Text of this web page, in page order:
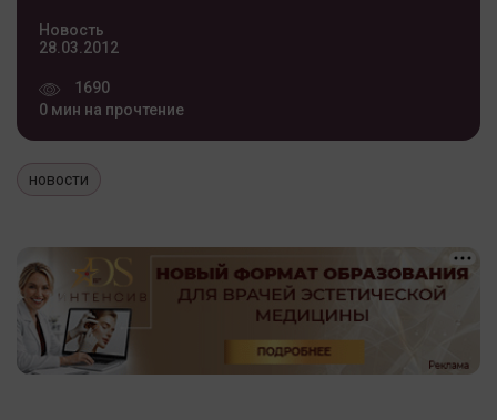
Новость
28.03.2012
1690
0 мин на прочтение
новости